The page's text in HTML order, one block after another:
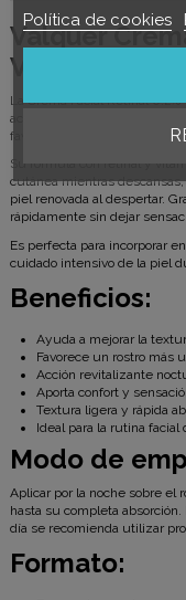
Valquer
Vitamin A
La Crema Facial Retinal
actuar durante la noche,
favoreciendo una apariencia
Su fórmula con retinal y
cutánea mientras
piel renovada al despertar.
rápidamente sin dejar
Es perfecta para incorporar
cuidado intensivo de la piel
Beneficios:
Ayuda a mejorar la
Favorece un rostro más
Acción revitalizante
Aporta confort y
Textura ligera y rápida
Ideal para la rutina facial
Modo de
Aplicar por la noche sobre el
hasta su completa
día se recomienda utilizar
Formato:
Política de cookies